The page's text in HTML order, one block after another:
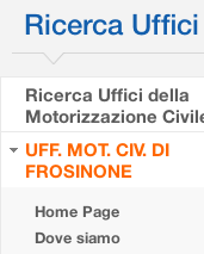
Ricerca
Ricerca Uffici della
Motorizzazione
UFF. MOT. CIV. DI
FROSINONE
Home Page
Dove siamo